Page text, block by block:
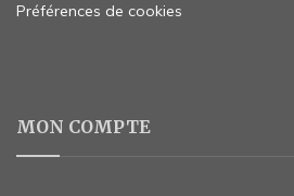
Préférences de cookies
MON COMPTE